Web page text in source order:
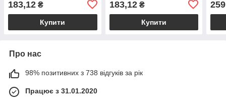
183,12 ₴
Купити
183,12₴
Купити
Про нас
98% позитивних з 738 відгуків за рік
Працює з 31.01.2020